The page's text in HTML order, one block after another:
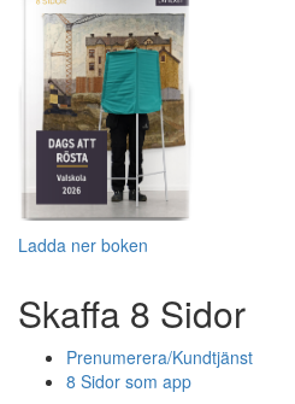
Ladda ner boken
Skaffa 8 Sidor
Prenumerera/Kundtjänst
8 Sidor som app